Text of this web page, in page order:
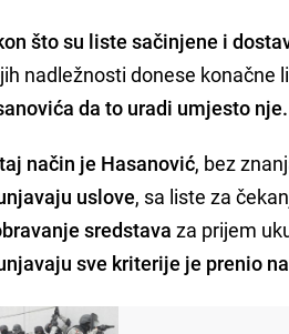
što su liste sačinjene i
nadležnosti donese konačne
da to uradi umjesto nje.
način je Hasanović, bez
uslove, sa liste za
sredstava za prijem
sve kriterije je prenio